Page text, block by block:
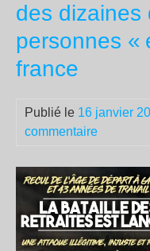
des dizaines
personnes «
france
Publié le 16 janvier
commentaire